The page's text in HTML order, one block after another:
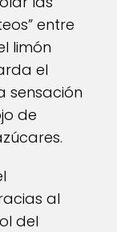
entre
limón
el
sensación
de
al
del